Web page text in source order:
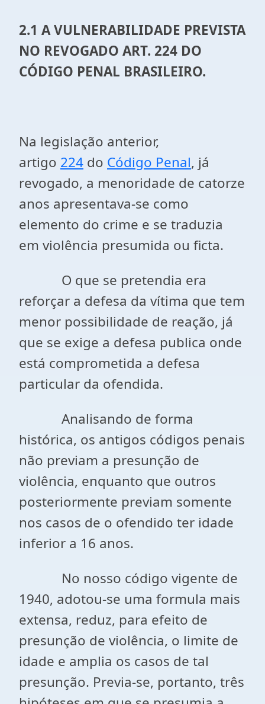
2.1 A VULNERABILIDADE PREVISTA
NO REVOGADO ART. 224 DO
CÓDIGO PENAL BRASILEIRO.
Na legislação anterior,
artigo 224 do Código Penal, já
revogado, a menoridade de catorze
anos apresentava-se como
elemento do crime e se traduzia
em violência presumida ou ficta.
O que se pretendia era
reforçar a defesa da vítima que tem
menor possibilidade de reação, já
que se exige a defesa publica onde
está comprometida a defesa
particular da ofendida.
Analisando de forma
histórica, os antigos códigos penais
não previam a presunção de
violência, enquanto que outros
posteriormente previam somente
nos casos de o ofendido ter idade
inferior a 16 anos.
No nosso código vigente de
1940, adotou-se uma formula mais
extensa, reduz, para efeito de
presunção de violência, o limite de
idade e amplia os casos de tal
presunção. Previa-se, portanto, três